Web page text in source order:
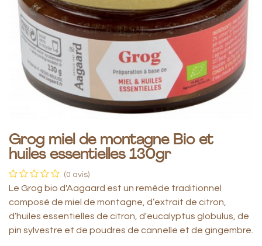
Grog miel de montagne Bio et
huiles essentielles 130gr
(0 avis)
Le Grog bio d'Aagaard est un remède traditionnel
composé de miel de montagne, d’extrait de citron,
d’huiles essentielles de citron, d'eucalyptus globulus, de
pin sylvestre et de poudres de cannelle et de gingembre.